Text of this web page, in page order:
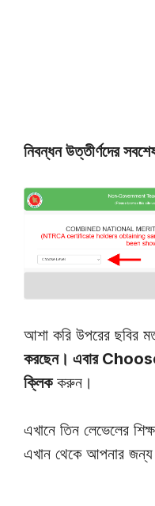
নিবন্ধন উত্তীর্ণদের
আশা করি উপরের ছবির
করছেন। এবার Choose
ক্লিককরুন।
এখানে তিন লেভেলের
এখান থেকে আপনার